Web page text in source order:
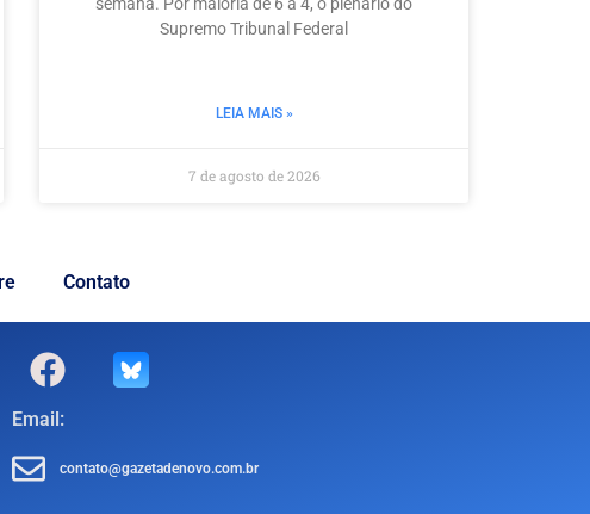
Supremo Tribunal Federal
LEIA MAIS »
7 de agosto de 2026
Contato
Email:
contato@gazetadenovo.com.br